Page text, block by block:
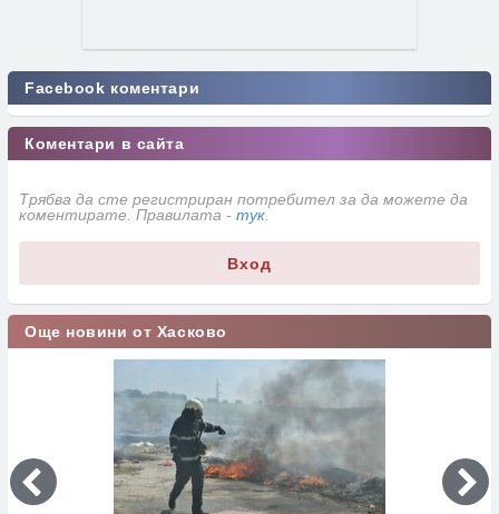
Facebook коментари
Коментари в сайта
Трябва да сте регистриран потребител за да можете да
коментирате. Правилата - тук
Вход
Още новини от Хасково